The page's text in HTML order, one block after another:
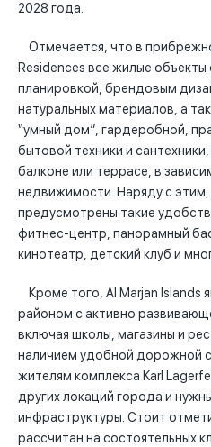
2028 года.
Отмечается, что в
Residences все жилые
планировкой, брендовым
натуральных материалов, а
“умный дом”, гардеробной,
бытовой техники и
балконе или террасе, в
недвижимости. Наряду с
предусмотрены такие
фитнес-центр, панорамный
кинотеатр, детский клуб и
Кроме того, Al Marjan Islands
районом с активно
включая школы, магазины и
наличием удобной дорожной
жителям комплекса Karl
других локаций города и
инфраструктуры. Стоит
рассчитан на состоятельных